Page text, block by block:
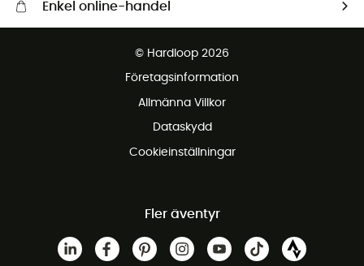
Enkel online-handel
Gratis retur inom 100 dagar
© Hardloop 2026
Företagsinformation
Allmänna Villkor
Dataskydd
Cookieinställningar
Fler äventyr